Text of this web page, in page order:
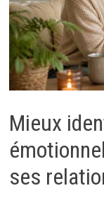
Mieux
ses